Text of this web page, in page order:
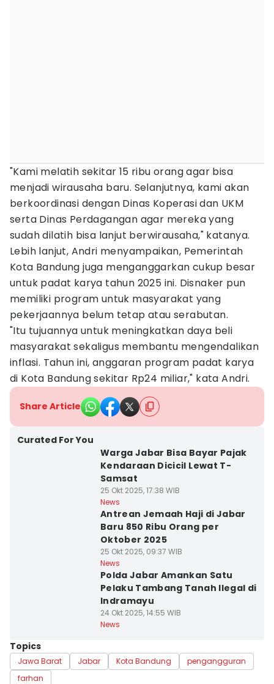
"Kami melatih sekitar 15 ribu orang agar bisa
menjadi wirausaha baru. Selanjutnya, kami akan
berkoordinasi dengan Dinas Koperasi dan UKM
serta Dinas Perdagangan agar mereka yang
sudah dilatih bisa lanjut berwirausaha," katanya.
Lebih lanjut, Andri menyampaikan, Pemerintah
Kota Bandung juga menganggarkan cukup besar
untuk padat karya tahun 2025 ini. Disnaker pun
memiliki program untuk masyarakat yang
pekerjaannya belum tetap atau serabutan.
"Itu tujuannya untuk meningkatkan daya beli
masyarakat sekaligus membantu mengendalikan
inflasi. Tahun ini, anggaran program padat karya
di Kota Bandung sekitar Rp24 miliar," kata Andri.
Share Article
Curated For You
Warga Jabar Bisa Bayar Pajak
Kendaraan Dicicil Lewat T-
Samsat
25 Okt 2025, 17:38 WIB
News
Antrean Jemaah Haji di Jabar
Baru 850 Ribu Orang per
Oktober 2025
25 Okt 2025, 09:37 WIB
News
Polda Jabar Amankan Satu
Pelaku Tambang Tanah Ilegal di
Indramayu
24 Okt 2025, 14:55 WIB
News
Topics
Jawa Barat Jabar Kota Bandung
pengangguran
farhan